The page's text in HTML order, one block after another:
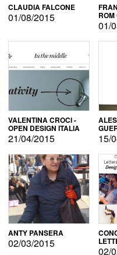
CLAUDIA FALCONE
01/08/2015
01/
VALENTINA CROCI -
OPEN DESIGN ITALIA
21/04/2015 15/
ANTY PANSERA
02/03/2015
02/